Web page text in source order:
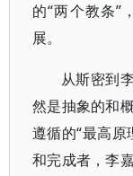
的“两个教条”
展。
从斯密到
然是抽象的和
遵循的“最高
和完成者，李